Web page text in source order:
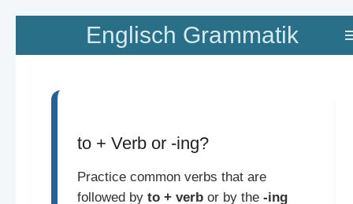
Zum
springen
Englisch Grammatik
to + Verb or -ing?
Practice common verbs that are
followed by to + verbor by the -ing